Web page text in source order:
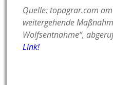
Quelle: topagrar.com
weitergehende
Wolfsentnahme“,
Link!